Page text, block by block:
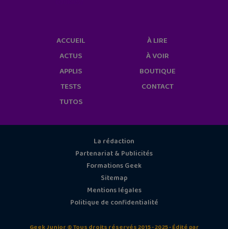
ACCUEIL
ACTUS
APPLIS
TESTS
TUTOS
À LIRE
À VOIR
BOUTIQUE
CONTACT
La rédaction
Partenariat & Publicités
Formations Geek
Sitemap
Mentions légales
Politique de confidentialité